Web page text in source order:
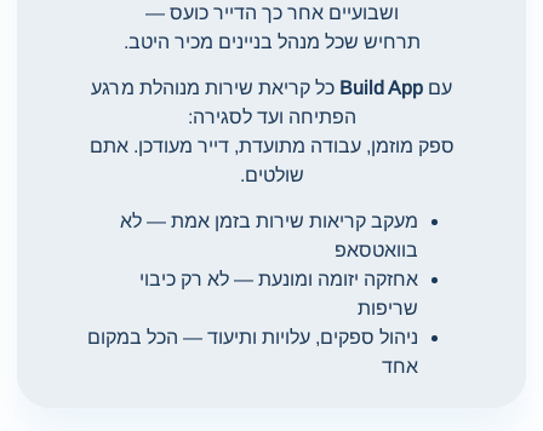
ושבועיים אחר כך הדייר כועס —
תרחיש שכל מנהל בניינים מכיר היטב.
עם Build App כל קריאת שירות מנוהלת מרגע
הפתיחה ועד לסגירה:
ספק מוזמן, עבודה מתועדת, דייר מעודכן. אתם
שולטים.
מעקב קריאות שירות בזמן אמת — לא
בוואטסאפ
אחזקה יזומה ומונעת — לא רק כיבוי
שריפות
ניהול ספקים, עלויות ותיעוד — הכל במקום
אחד